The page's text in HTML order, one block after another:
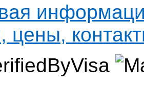
цены,